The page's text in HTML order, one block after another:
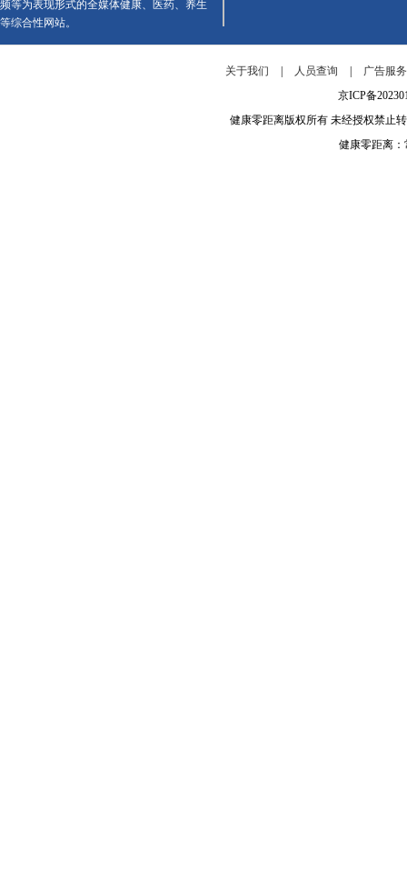
频等为表现形式的全媒体健康、医药、养生
等综合性网站。
关于我们 人员查询
广告服
京ICP备
健康零距离版权所有 未经授权禁止
健康零距离